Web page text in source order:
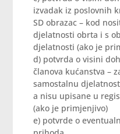
izvadak iz poslovnih
SD obrazac – kod
djelatnosti obrta i s
djelatnosti (ako je
d) potvrda o visini
članova kućanstva –
samostalnu
a nisu upisane u
(ako je primjenjivo)
e) potvrde o